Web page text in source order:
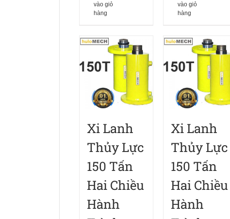
vào giỏ
hàng
vào giỏ
hàng
Xi Lanh
Thủy Lực
150 Tấn
Hai Chiều
Hành
Xi Lanh
Thủy Lực
150 Tấn
Hai Chiều
Hành